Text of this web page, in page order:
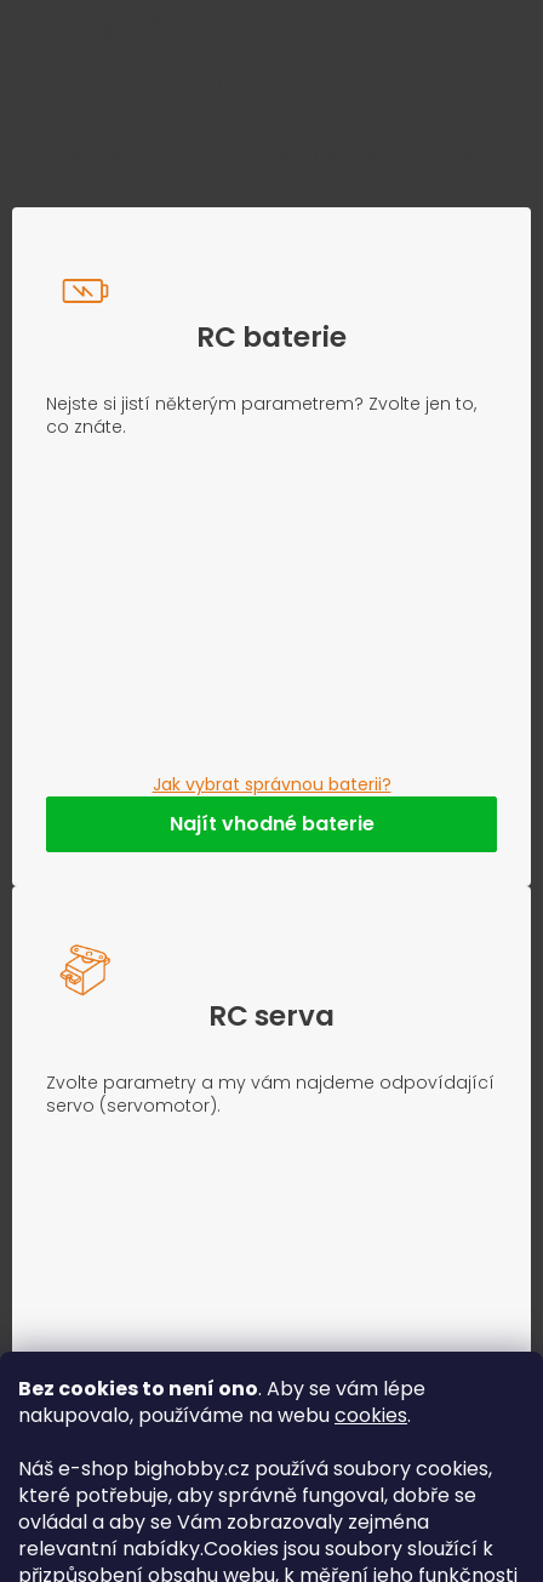
Bez cookies to není ono. Aby se vám lépe
nakupovalo, používáme na webucookies.
Náš e-shop bighobby.cz používá soubory cookies,
které potřebuje, aby správně fungoval, dobře se
ovládal a aby se Vám zobrazovaly zejména
relevantní nabídky.Cookies jsou soubory sloužící k
přizpůsobení obsahu webu, k měření jeho funkčnosti
RC baterie
Nejste si jistí některým parametrem? Zvolte jen to,
co znáte.
Jak vybrat správnou baterii?
Najít vhodné baterie
RC serva
Zvolte parametry a my vám najdeme odpovídající
servo (servomotor).
Jak vybrat správné servo?
Najít správné servo